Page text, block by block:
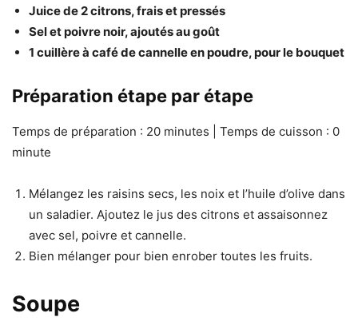
Juice de 2 citrons, frais et pressés
Sel et poivre noir, ajoutés au goût
1 cuillère à café de cannelle en poudre, pour le bouquet
Préparation étape par étape
Temps de préparation : 20 minutes | Temps de cuisson : 0
minute
Mélangez les raisins secs, les noix et l’huile d’olive dans
un saladier. Ajoutez le jus des citrons et assaisonnez
avec sel, poivre et cannelle.
Bien mélanger pour bien enrober toutes les fruits.
Soupe